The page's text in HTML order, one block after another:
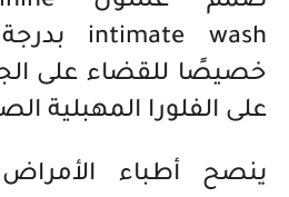
خصيصًا للقضاء على
على الفلورا المهبلية
ينصح أطباء الأمراض